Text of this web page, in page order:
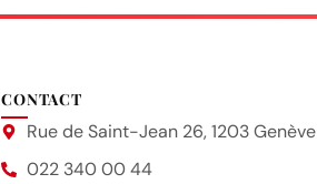
CONTACT
Rue de Saint-Jean 26, 1203 Genève
022 340 00 44